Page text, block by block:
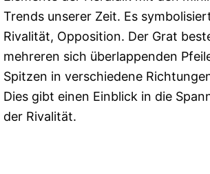
Trends unserer Zeit. Es
Rivalität, Opposition. Der Grat
mehreren sich überlappenden
Spitzen in verschiedene
Dies gibt einen Einblick in die
der Rivalität.